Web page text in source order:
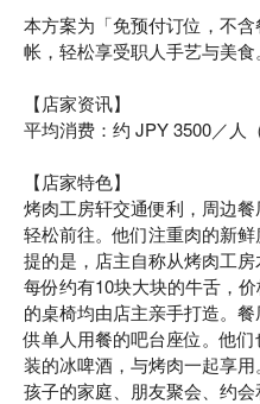
本方案为「免预付订位，不
帐，轻松享受职人手艺与美食。
【店家资讯】
平均消费：约 JPY 3500／人
【店家特色】
烤肉工房轩交通便利，周边
轻松前往。他们注重肉的新
提的是，店主自称从烤肉工房
每份约有10块大块的牛舌，
的桌椅均由店主亲手打造。
供单人用餐的吧台座位。他
装的冰啤酒，与烤肉一起享
孩子的家庭、朋友聚会、约会